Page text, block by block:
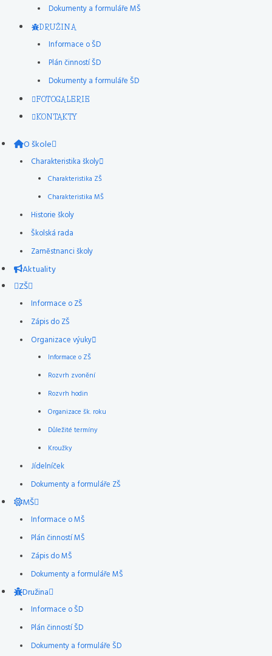
Dokumenty a formuláře MŠ
DRUŽINA
Informace o ŠD
Plán činností ŠD
Dokumenty a formuláře ŠD
FOTOGALERIE
KONTAKTY
O škole
Charakteristika školy
Charakteristika ZŠ
Charakteristika MŠ
Historie školy
Školská rada
Zaměstnanci školy
Aktuality
ZŠ
Informace o ZŠ
Zápis do ZŠ
Organizace výuky
Informace o ZŠ
Rozvrh zvonění
Rozvrh hodin
Organizace šk. roku
Důležité termíny
Kroužky
Jídelníček
Dokumenty a formuláře ZŠ
MŠ
Informace o MŠ
Plán činností MŠ
Zápis do MŠ
Dokumenty a formuláře MŠ
Družina
Informace o ŠD
Plán činností ŠD
Dokumenty a formuláře ŠD